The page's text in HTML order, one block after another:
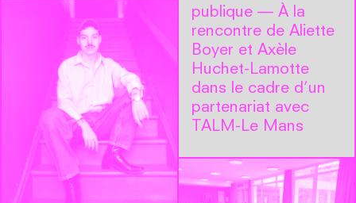
publique — À la
rencontre de Aliette
Boyer et Axèle
Huchet-Lamotte
dans le cadre d’un
partenariat avec
TALM-Le Mans